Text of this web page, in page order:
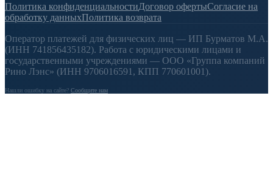
Политика конфиденциальностиДоговор офертыСогласие на
обработку данныхПолитика возврата
Оператор платежей для физических лиц — ИП Бурматов М.А.
(ИНН 741856435182). Работа с юридическими лицами и
государственными учреждениями — ООО «Группа компаний
Рино Лэнс» (ИНН 9706016591, КПП 770601001).
Нашли ошибку на сайте? Сообщите нам